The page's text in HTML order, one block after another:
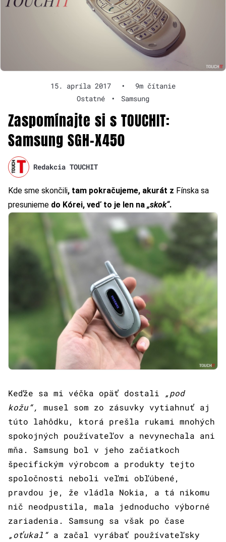
15. apríla 2017 •
9m čítanie
Ostatné
• Samsung
Zaspomínajte si s TOUCHIT:
Samsung SGH-X450
Redakcia TOUCHIT
Kde sme skončili, tam pokračujeme, akurát z Fínska sa
presunieme do Kórei, veď to je len na „skok“.
Keďže sa mi véčka opäť dostali
„pod
kožu“,
musel som zo zásuvky vytiahnuť aj
túto lahôdku, ktorá prešla rukami mnohých
spokojných používateľov a nevynechala ani
mňa. Samsung bol v jeho začiatkoch
špecifickým výrobcom a produkty tejto
spoločnosti neboli veľmi obľúbené,
pravdou je, že vládla Nokia, a tá nikomu
nič neodpustila, mala jednoducho výborné
zariadenia. Samsung sa však po čase
„oťukal“ a začal vyrábať používateľsky